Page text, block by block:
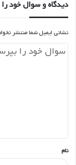
دیدگاه و سوال خود
نشانی ایمیل شما منتشر
*
نام